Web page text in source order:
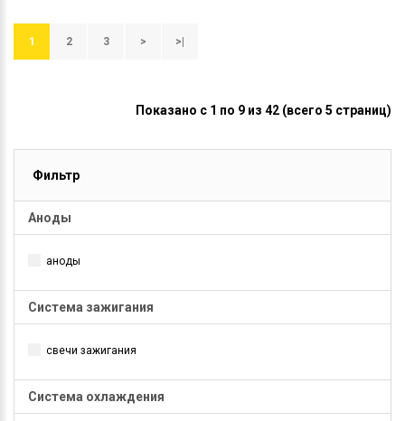
1 2 3 > >|
Показано с 1 по 9 из 42 (всего 5 страниц)
Фильтр
Аноды
аноды
Система зажигания
свечи зажигания
Система охлаждения